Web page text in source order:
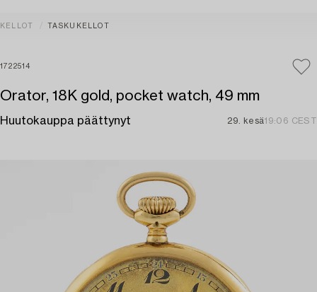
KELLOT TASKUKELLOT
1722514
Orator, 18K gold, pocket watch, 49 mm
Huutokauppa päättynyt 29. kesä19:06 CEST